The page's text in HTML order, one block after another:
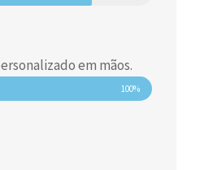
em mãos.
100%